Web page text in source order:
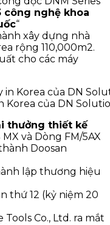
công nghệ khoa
“
xây dựng nhà
rộng 110,000m2.
cho các máy
Korea của DN
thưởng thiết kế
và Dòng FM/5AX
Doosan
lập thương hiệu
thứ 12 (kỷ niệm 20
Tools Co., Ltd. ra mắt